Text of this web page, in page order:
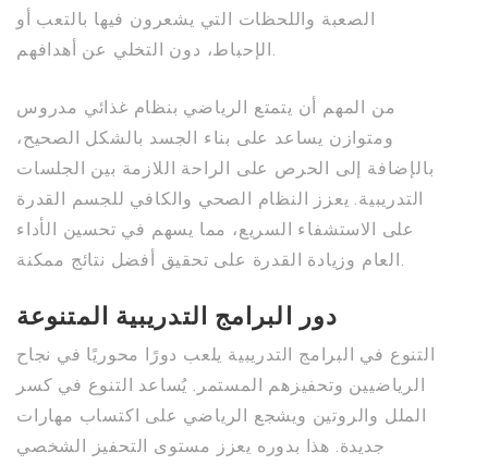
الصعبة واللحظات التي يشعرون فيها بالتعب أو
الإحباط، دون التخلي عن أهدافهم.
من المهم أن يتمتع الرياضي بنظام غذائي مدروس
ومتوازن يساعد على بناء الجسد بالشكل الصحيح،
بالإضافة إلى الحرص على الراحة اللازمة بين الجلسات
التدريبية. يعزز النظام الصحي والكافي للجسم القدرة
على الاستشفاء السريع، مما يسهم في تحسين الأداء
العام وزيادة القدرة على تحقيق أفضل نتائج ممكنة.
دور البرامج التدريبية المتنوعة
التنوع في البرامج التدريبية يلعب دورًا محوريًا في نجاح
الرياضيين وتحفيزهم المستمر. يُساعد التنوع في كسر
الملل والروتين ويشجع الرياضي على اكتساب مهارات
جديدة. هذا بدوره يعزز مستوى التحفيز الشخصي